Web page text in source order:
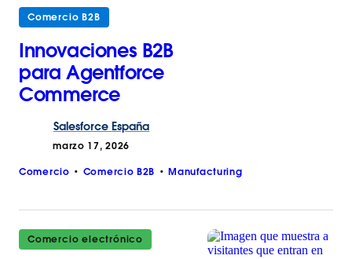
Comercio B2B
Innovaciones B2B
para Agentforce
Commerce
Salesforce España
marzo 17, 2026
Comercio Comercio B2B Manufacturing
Comercio electrónico